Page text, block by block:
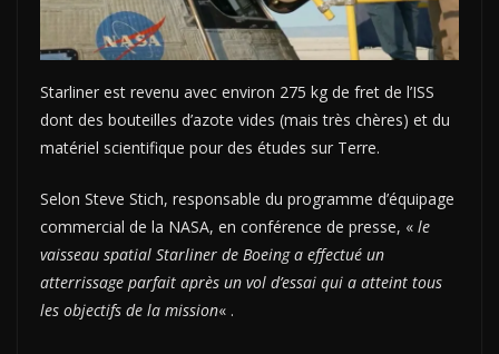
Starliner est revenu avec environ 275 kg de fret de l’ISS
dont des bouteilles d’azote vides (mais très chères) et du
matériel scientifique pour des études sur Terre.
Selon Steve Stich, responsable du programme d’équipage
commercial de la NASA, en conférence de presse, « le
vaisseau spatial Starliner de Boeing a effectué un
atterrissage parfait après un vol d’essai qui a atteint tous
les objectifs de la mission« .